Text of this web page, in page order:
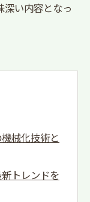
深い内容となっ
械化技術と
トレンドを